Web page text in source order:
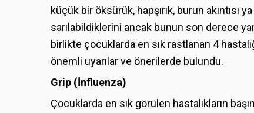
küçük bir öksürük, hapşırık, burun akıntısı
sarılabildiklerini ancak bunun son derece
birlikte çocuklarda en sık rastlanan 4
önemli uyarılar ve önerilerde bulundu.
Grip (İnfluenza)
Çocuklarda en sık görülen hastalıkların